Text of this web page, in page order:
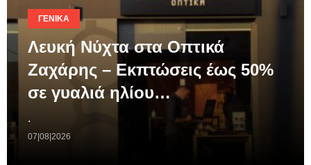
ΓΕΝΙΚΆ
Λευκή Νύχτα στα Οπτικά
Ζαχάρης – Εκπτώσεις έως 50%
σε γυαλιά ηλίου…
.
07|08|2026